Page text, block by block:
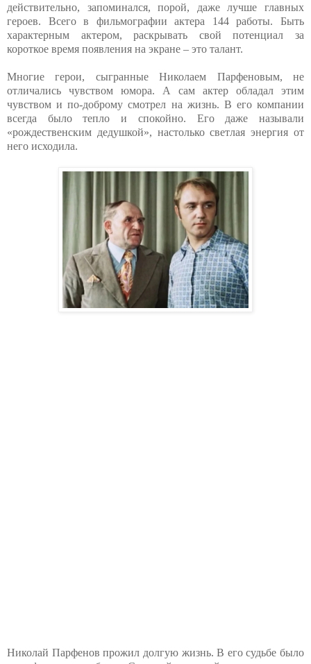
действительно, запоминался, порой, даже лучше главных
героев. Всего в фильмографии актера 144 работы. Быть
характерным актером, раскрывать свой потенциал за
короткое время появления на экране – это талант.
Многие герои, сыгранные Николаем Парфеновым, не
отличались чувством юмора. А сам актер обладал этим
чувством и по-доброму смотрел на жизнь. В его компании
всегда было тепло и спокойно. Его даже называли
«рождественским дедушкой», настолько светлая энергия от
него исходила.
Николай Парфенов прожил долгую жизнь. В его судьбе было